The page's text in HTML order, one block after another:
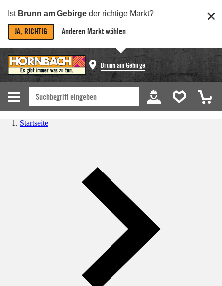
Ist Brunn am Gebirge der richtige Markt?
JA, RICHTIG Anderen Markt wählen
Brunn am Gebirge
Startseite